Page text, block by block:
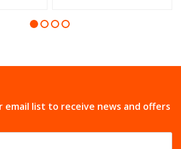
email list to receive news and offers